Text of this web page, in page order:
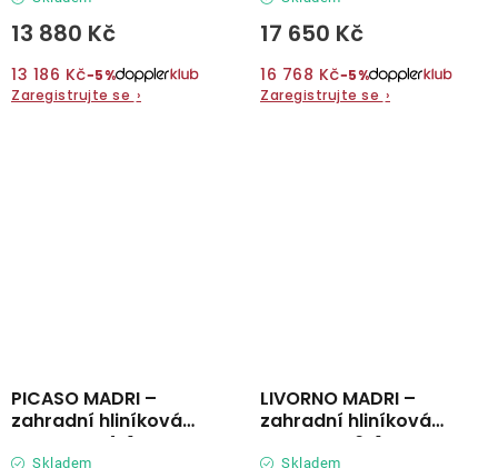
13 880 Kč
13 186 Kč−5%
Zaregistrujte se ›
17 650 Kč
16 768 Kč−5%
Zaregistrujte se ›
PICASO MADRI –
zahradní hliníková
souprava 4+1
Skladem
LIVORNO MADRI –
zahradní hliníková
souprava 6+1
Skladem